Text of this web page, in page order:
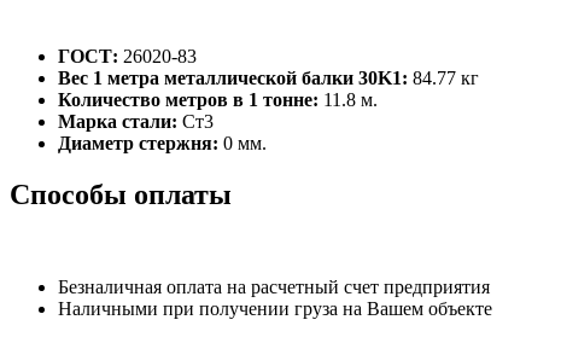
ГОСТ: 26020-83
Вес 1 метра металлической балки 30K1: 84.77 кг
Количество метров в 1 тонне: 11.8 м.
Марка стали: Ст3
Диаметр стержня: 0 мм.
Способы оплаты
Безналичная оплата на расчетный счет предприятия
Наличными при получении груза на Вашем объекте